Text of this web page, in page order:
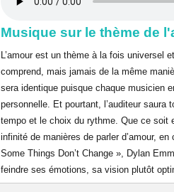
Musique sur le thème de
L’amour est un thème à la fois universel
comprend, mais jamais de la même
sera identique puisque chaque musicien
personnelle. Et pourtant, l’auditeur saura
tempo et le choix du rythme. Que ce soit
infinité de manières de parler d’amour,
Some Things Don’t Change », Dylan
feindre ses émotions, sa vision plutôt